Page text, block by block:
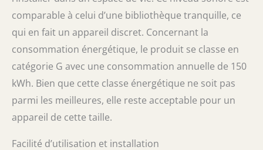
comparable à celui d’une bibliothèque tranquille, ce
qui en fait un appareil discret. Concernant la
consommation énergétique, le produit se classe en
catégorie G avec une consommation annuelle de 150
kWh. Bien que cette classe énergétique ne soit pas
parmi les meilleures, elle reste acceptable pour un
appareil de cette taille.
Facilité d’utilisation et installation